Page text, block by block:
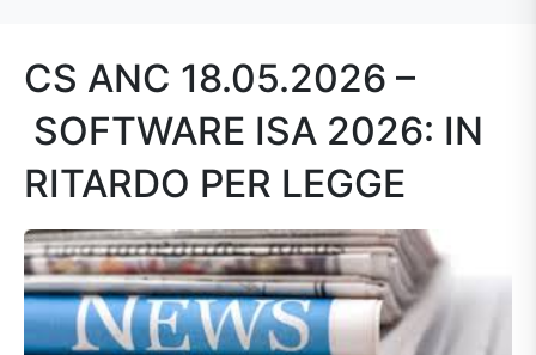
CS ANC 18.05.2026 –
SOFTWARE ISA 2026: IN
RITARDO PER LEGGE